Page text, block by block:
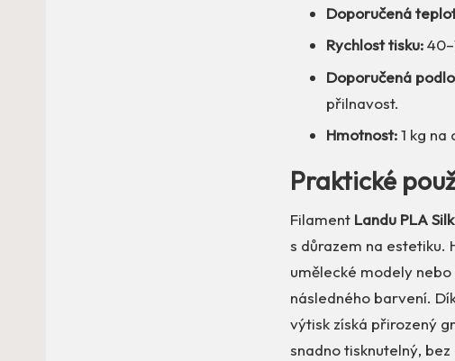
Doporučená
Rychlost tisku:
Doporučená
přilnavost.
Hmotnost:1 kg
Praktické
Filament Landu PLA
s důrazem na estetiku.
umělecké modely
následného barvení.
výtisk získá přirozený
snadno tisknutelný,